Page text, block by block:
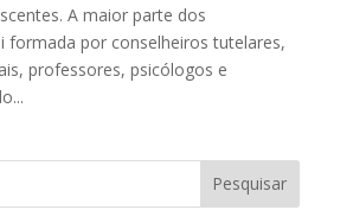
A maior parte dos
formada por conselheiros tutelares,
professores, psicólogos e
Pesquisar